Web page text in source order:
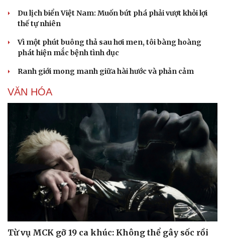
Du lịch biển Việt Nam: Muốn bứt phá phải vượt khỏi lợi
thế tự nhiên
Vì một phút buông thả sau hơi men, tôi bàng hoàng
phát hiện mắc bệnh tình dục
Ranh giới mong manh giữa hài hước và phản cảm
VĂN HÓA
Từ vụ MCK gỡ 19 ca khúc: Không thể gây sốc rồi